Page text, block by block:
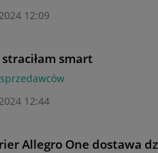
12:09
straciłam smart
12:44
Allegro One dostawa